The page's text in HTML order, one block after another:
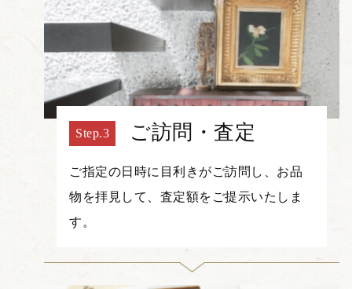
ご訪問・査定
ご指定の日時に目利きがご訪問し、お品
物を拝見して、査定額をご提示いたしま
す。